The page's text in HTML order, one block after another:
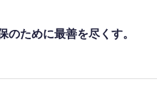
のために最善を尽くす。